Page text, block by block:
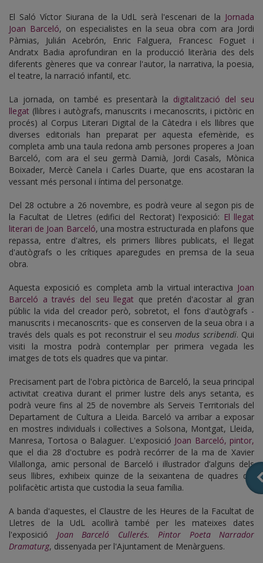
El Saló Víctor Siurana de la UdL serà l'escenari de la Jornada
Joan Barceló, on especialistes en la seua obra com ara Jordi
Pàmias, Julián Acebrón, Enric Falguera, Francesc Foguet i
Andratx Badia aprofundiran en la producció literària des dels
diferents gèneres que va conrear l'autor, la narrativa, la poesia,
el teatre, la narració infantil, etc.
La jornada, on també es presentarà la digitalització del seu
llegat (llibres i autògrafs, manuscrits i mecanoscrits, i pictòric en
procés) al Corpus Literari Digital de la Càtedra i els llibres que
diverses editorials han preparat per aquesta efemèride, es
completa amb una taula redona amb persones properes a Joan
Barceló, com ara el seu germà Damià, Jordi Casals, Mònica
Boixader, Mercè Canela i Carles Duarte, que ens acostaran la
vessant més personal i íntima del personatge.
Del 28 octubre a 26 novembre, es podrà veure al segon pis de
la Facultat de Lletres (edifici del Rectorat) l'exposició: El llegat
literari de Joan Barceló, una mostra estructurada en plafons que
repassa, entre d'altres, els primers llibres publicats, el llegat
d'autògrafs o les crítiques aparegudes en premsa de la seua
obra.
Aquesta exposició es completa amb la virtual interactiva Joan
Barceló a través del seu llegat que pretén d'acostar al gran
públic la vida del creador però, sobretot, el fons d'autògrafs -
manuscrits i mecanoscrits- que es conserven de la seua obra i a
través dels quals es pot reconstruir el seumodus scribendi. Qui
visiti la mostra podrà contemplar per primera vegada les
imatges de tots els quadres que va pintar.
Precisament part de l'obra pictòrica de Barceló, la seua principal
activitat creativa durant el primer lustre dels anys setanta, es
podrà veure fins al 25 de novembre als Serveis Territorials del
Departament de Cultura a Lleida. Barceló va arribar a exposar
en mostres individuals i col·lectives a Solsona, Montgat, Lleida,
Manresa, Tortosa o Balaguer. L'exposició Joan Barceló, pintor,
que el dia 28 d'octubre es podrà recórrer de la ma de Xavier
Vilallonga, amic personal de Barceló i il·lustrador d’alguns dels
seus llibres, exhibeix quinze de la seixantena de quadres del
polifacètic artista que custodia la seua família.
A banda d'aquestes, el Claustre de les Heures de la Facultat de
Lletres de la UdL acollirà també per les mateixes dates
l'exposició Joan Barceló Cullerés. Pintor Poeta Narrador
Dramaturg, dissenyada per l'Ajuntament de Menàrguens.